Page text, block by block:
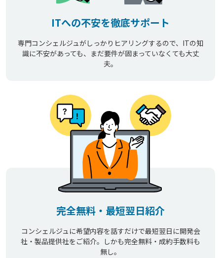
ITへの不安を徹底サポート
専門コンシェルジュがしっかりヒアリングするので、ITの知
識に不安があっても、まだ要件が固まっていなくても大丈
夫。
完全無料・最短翌日紹介
コンシェルジュに希望内容を話すだけで最短翌日に開発会
社・製品提供社をご紹介。しかも完全無料・成約手数料も
無し。